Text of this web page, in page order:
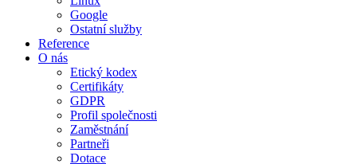
Google
Ostatní služby
Reference
O nás
Etický kodex
Certifikáty
GDPR
Profil společnosti
Zaměstnání
Partneři
Dotace